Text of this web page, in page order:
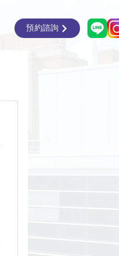
預約諮詢